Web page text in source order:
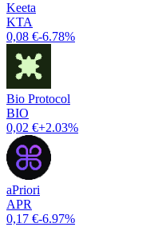
Keeta
KTA
0,08 €-6.78%
Bio Protocol
BIO
0,02 €+2.03%
aPriori
APR
0,17 €-6.97%